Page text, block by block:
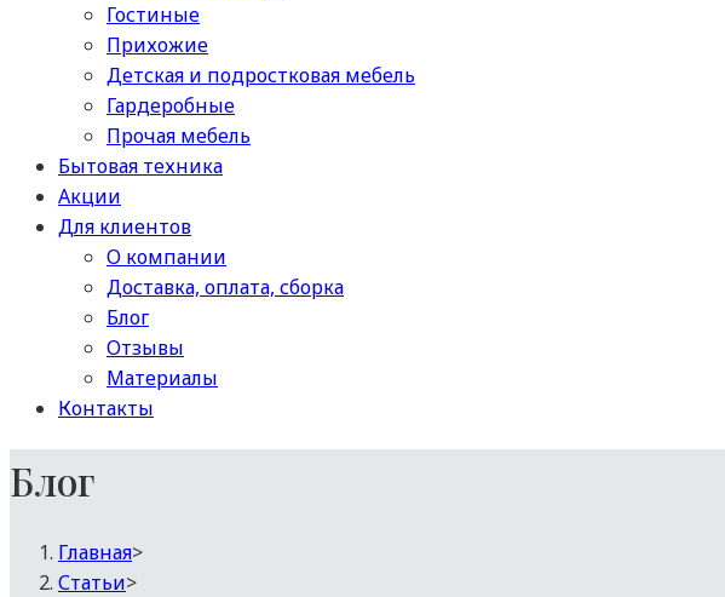
Гостиные
Прихожие
Детская и подростковая мебель
Гардеробные
Прочая мебель
Бытовая техника
Акции
Для клиентов
О компании
Доставка, оплата, сборка
Блог
Отзывы
Материалы
Контакты
Блог
Главная>
Статьи>